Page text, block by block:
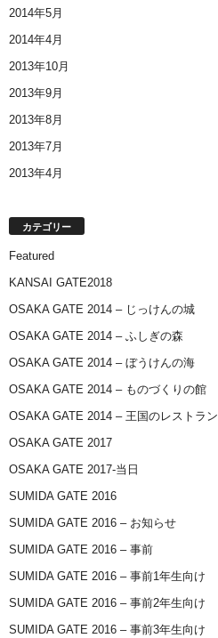
2014年5月
2014年4月
2013年10月
2013年9月
2013年8月
2013年7月
2013年4月
カテゴリー
Featured
KANSAI GATE2018
OSAKA GATE 2014 – じっけんの城
OSAKA GATE 2014 – ふしぎの森
OSAKA GATE 2014 – ぼうけんの海
OSAKA GATE 2014 – ものづくりの館
OSAKA GATE 2014 – 王国のレストラン
OSAKA GATE 2017
OSAKA GATE 2017-当日
SUMIDA GATE 2016
SUMIDA GATE 2016 – お知らせ
SUMIDA GATE 2016 – 事前
SUMIDA GATE 2016 – 事前1年生向け
SUMIDA GATE 2016 – 事前2年生向け
SUMIDA GATE 2016 – 事前3年生向け